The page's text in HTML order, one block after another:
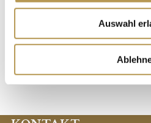
Auswahl
Eine kostenfreie Stornierung
Bei späterer Stornierung
Arrangement Preises in